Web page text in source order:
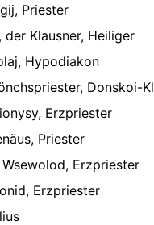
Priester
der Klausner, Heiliger
Hypodiakon
Donskoi-
Erzpriester
Priester
Erzpriester
Erzpriester